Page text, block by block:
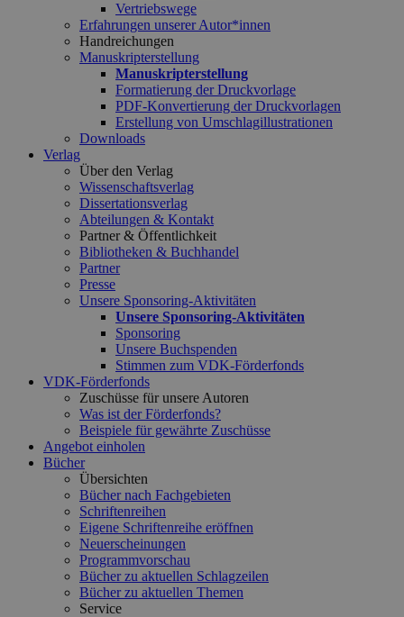
Vertriebswege
Erfahrungen unserer Autor*innen
Handreichungen
Manuskripterstellung
Manuskripterstellung
Formatierung der Druckvorlage
PDF-Konvertierung der Druckvorlagen
Erstellung von Umschlagillustrationen
Downloads
Verlag
Über den Verlag
Wissenschaftsverlag
Dissertationsverlag
Abteilungen & Kontakt
Partner & Öffentlichkeit
Bibliotheken & Buchhandel
Partner
Presse
Unsere Sponsoring-Aktivitäten
Unsere Sponsoring-Aktivitäten
Sponsoring
Unsere Buchspenden
Stimmen zum VDK-Förderfonds
VDK-Förderfonds
Zuschüsse für unsere Autoren
Was ist der Förderfonds?
Beispiele für gewährte Zuschüsse
Angebot einholen
Bücher
Übersichten
Bücher nach Fachgebieten
Schriftenreihen
Eigene Schriftenreihe eröffnen
Neuerscheinungen
Programmvorschau
Bücher zu aktuellen Schlagzeilen
Bücher zu aktuellen Themen
Service